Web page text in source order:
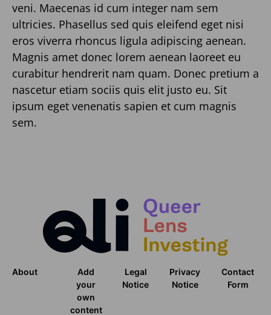
veni. Maecenas id cum integer nam sem
ultricies. Phasellus sed quis eleifend eget nisi
eros viverra rhoncus ligula adipiscing aenean.
Magnis amet donec lorem aenean laoreet eu
curabitur hendrerit nam quam. Donec pretium a
nascetur etiam sociis quis elit justo eu. Sit
ipsum eget venenatis sapien et cum magnis
sem.
About
Add
your
own
content
Legal
Notice
Privacy
Notice
Contact
Form